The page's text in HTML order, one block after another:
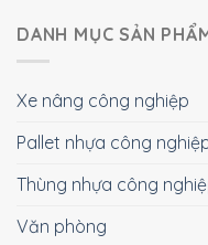
DANH MỤC SẢN
Xe nâng công nghiệp
Pallet nhựa công
Thùng nhựa công
Văn phòng